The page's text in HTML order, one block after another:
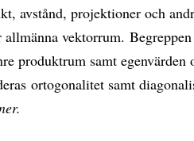
avstånd, projektioner och
vektorrum.
produktrum samt egenvärden
ortogonalitet samt